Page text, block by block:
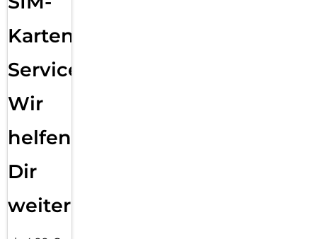
Karten
Service:
Wir
helfen
Dir
weiter